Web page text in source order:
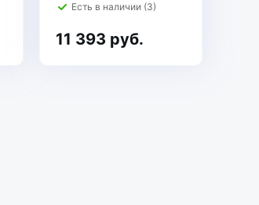
Есть в наличии (3)
11 393 руб.